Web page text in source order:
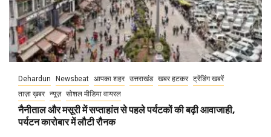
Dehardun Newsbeat आपका शहर उत्तराखंड खबर हटकर ट्रेंडिंग खबरें
ताज़ा ख़बर न्यूज़ सोशल मीडिया वायरल
नैनीताल और मसूरी में सप्ताहांत से पहले पर्यटकों की बढ़ी आवाजाही,
पर्यटन कारोबार में लौटी रौनक